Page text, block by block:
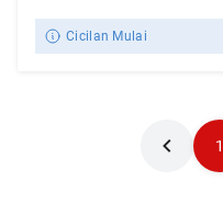
Cicilan Mulai
1